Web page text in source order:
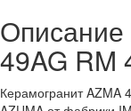
Описание
49AG RM
Керамогранит AZMA